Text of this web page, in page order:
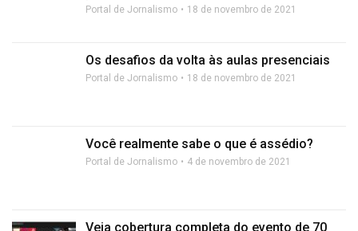
Portal de Jornalismo 18 de novembro de 2021
Os desafios da volta às aulas presenciais
Portal de Jornalismo 18 de novembro de 2021
Você realmente sabe o que é assédio?
Portal de Jornalismo 4 de novembro de 2021
Veja cobertura completa do evento de 70